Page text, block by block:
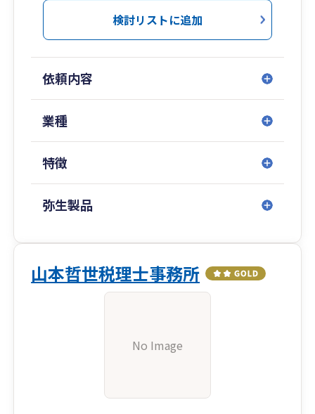
検討リストに追加
依頼内容
業種
特徴
弥生製品
山本哲世税理士事務所
No Image